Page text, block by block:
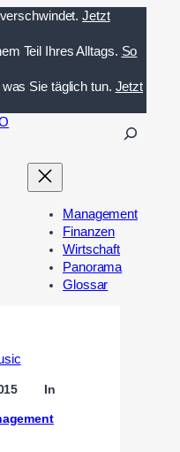
Jetzt
Teil Ihres Alltags. So
Sie täglich tun. Jetzt
n
Management
Finanzen
Wirtschaft
Panorama
Glossar
In